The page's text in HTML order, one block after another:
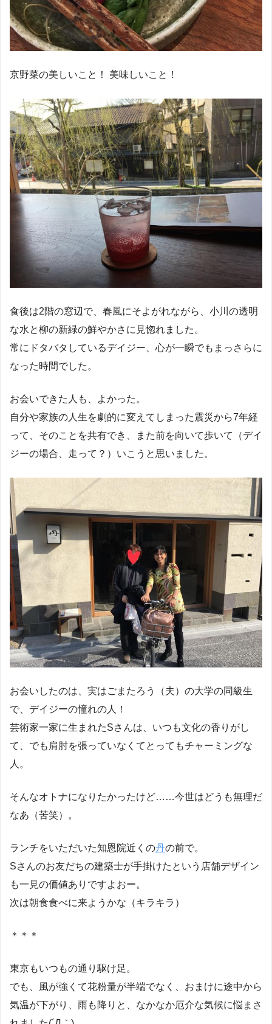
京野菜の美しいこと！ 美味しいこと！
食後は2階の窓辺で、春風にそよがれながら、小川の透明
な水と柳の新緑の鮮やかさに見惚れました。
常にドタバタしているデイジー、心が一瞬でもまっさらに
なった時間でした。
お会いできた人も、よかった。
自分や家族の人生を劇的に変えてしまった震災から7年経
って、そのことを共有でき、また前を向いて歩いて（デイ
ジーの場合、走って？）いこうと思いました。
お会いしたのは、実はごまたろう（夫）の大学の同級生
で、デイジーの憧れの人！
芸術家一家に生まれたSさんは、いつも文化の香りがし
て、でも肩肘を張っていなくてとってもチャーミングな
人。
そんなオトナになりたかったけど……今世はどうも無理だ
なあ（苦笑）。
ランチをいただいた知恩院近くの丹の前で。
Sさんのお友だちの建築士が手掛けたという店舗デザイン
も一見の価値ありですよおー。
次は朝食食べに来ようかな（キラキラ）
＊＊＊
東京もいつもの通り駆け足。
でも、風が強くて花粉量が半端でなく、おまけに途中から
気温が下がり、雨も降りと、なかなか厄介な気候に悩まさ